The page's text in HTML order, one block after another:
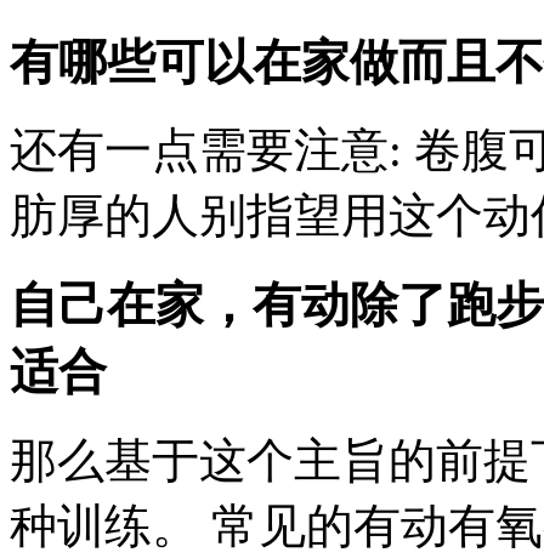
有哪些可以在家做而且
还有一点需要注意: 卷腹
肪厚的人别指望用这个
自己在家，有动除了跑
适合
那么基于这个主旨的前
种训练。 常见的有动有